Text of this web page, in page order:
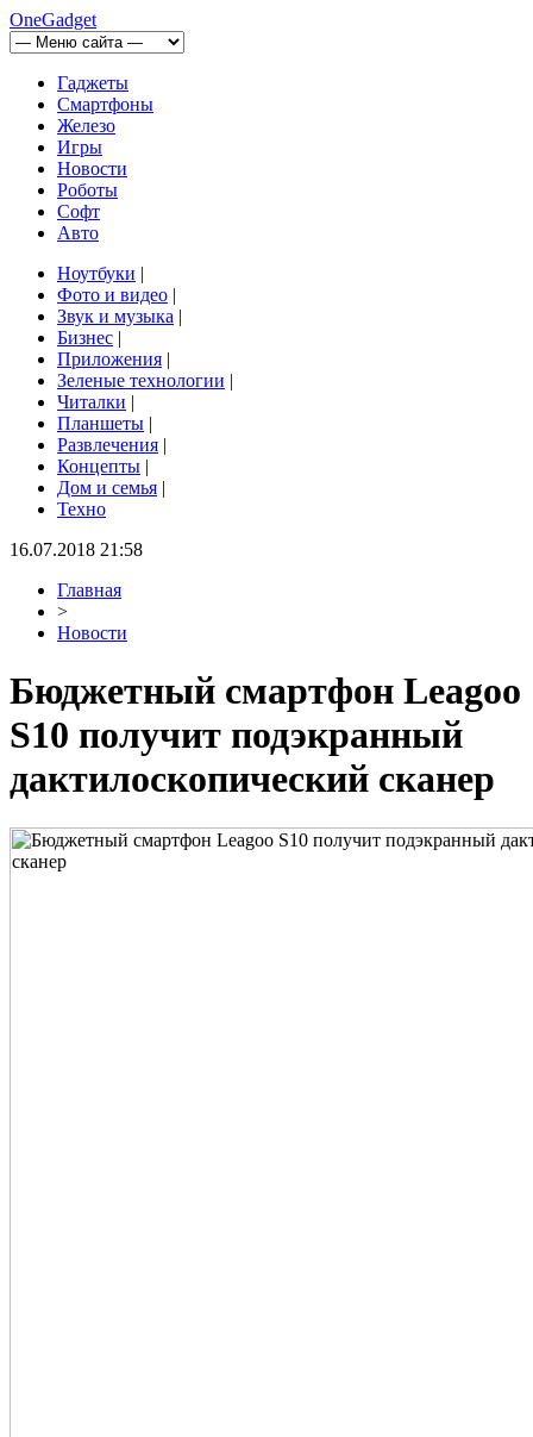
OneGadget
Гаджеты
Смартфоны
Железо
Игры
Новости
Роботы
Софт
Авто
Ноутбуки |
Фото и видео |
Звук и музыка |
Бизнес |
Приложения |
Зеленые технологии |
Читалки |
Планшеты |
Развлечения |
Концепты |
Дом и семья |
Техно
16.07.2018 21:58
Главная
>
Новости
Бюджетный смартфон Leagoo
S10 получит подэкранный
дактилоскопический сканер